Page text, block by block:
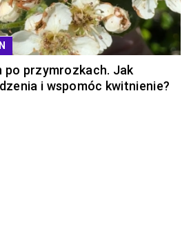
po przymrozkach. Jak
i wspomóc kwitnienie?